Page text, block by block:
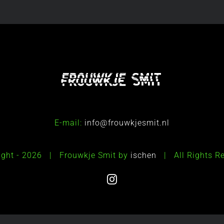
E-mail: info@frouwkjesmit.nl
- 2026 | Frouwkje Smit by ischen | All Rights
Instagram